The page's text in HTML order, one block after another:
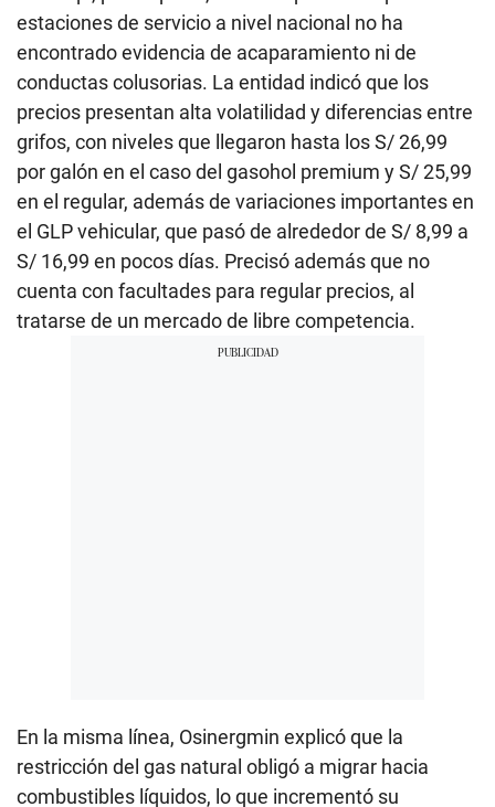
estaciones de servicio a nivel nacional no ha
encontrado evidencia de acaparamiento ni de
conductas colusorias. La entidad indicó que los
precios presentan alta volatilidad y diferencias entre
grifos, con niveles que llegaron hasta los S/ 26,99
por galón en el caso del gasohol premium y S/ 25,99
en el regular, además de variaciones importantes en
el GLP vehicular, que pasó de alrededor de S/ 8,99 a
S/ 16,99 en pocos días. Precisó además que no
cuenta con facultades para regular precios, al
tratarse de un mercado de libre competencia.
En la misma línea, Osinergmin explicó que la
restricción del gas natural obligó a migrar hacia
combustibles líquidos, lo que incrementó su